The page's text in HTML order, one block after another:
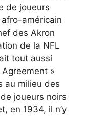
de joueurs
américain
des Akron
de la NFL
tout aussi
Agreement »
au milieu des
joueurs noirs
en 1934, il n’y